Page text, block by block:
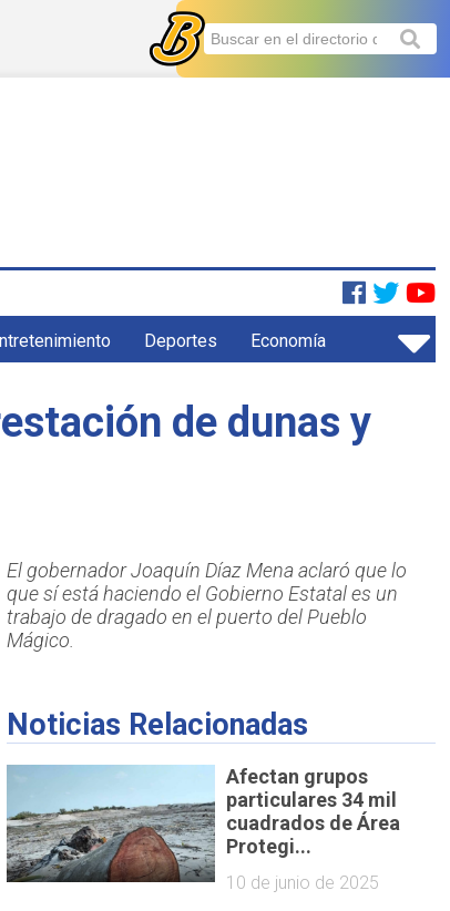
Deportes Economía
de dunas y
El gobernador Joaquín Díaz Mena aclaró que lo
que sí está haciendo el Gobierno Estatal es un
trabajo de dragado en el puerto del Pueblo
Mágico.
Noticias Relacionadas
Afectan grupos
particulares 34 mil
cuadrados de Área
Protegi...
10 de junio de 2025